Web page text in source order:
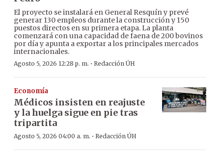
El proyecto se instalará en General Resquín y prevé
generar 130 empleos durante la construcción y 150
puestos directos en su primera etapa. La planta
comenzará con una capacidad de faena de 200 bovinos
por día y apunta a exportar a los principales mercados
internacionales.
Agosto 5, 2026 12:28 p. m. · Redacción ÚH
Economía
Médicos insisten en reajuste
y la huelga sigue en pie tras
tripartita
Agosto 5, 2026 04:00 a. m. · Redacción ÚH